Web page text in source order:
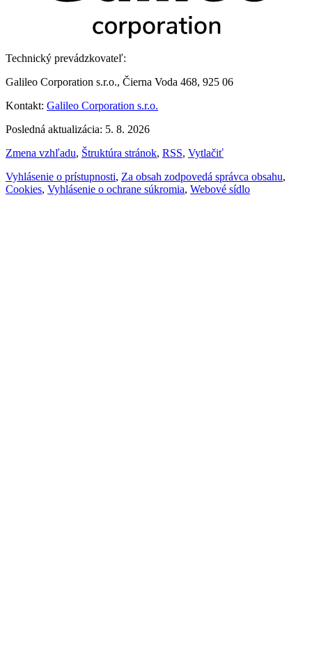
Technický prevádzkovateľ:
Galileo Corporation s.r.o., Čierna Voda 468, 925 06
Kontakt: Galileo Corporation s.r.o.
Posledná aktualizácia: 5. 8. 2026
Zmena vzhľadu, Štruktúra stránok, RSS, Vytlačiť
Vyhlásenie o prístupnosti, Za obsah zodpovedá správca obsahu,
Cookies, Vyhlásenie o ochrane súkromia, Webové sídlo